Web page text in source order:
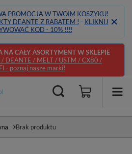
PROMOCJA W TWOIM KOSZYKU!
DEANTE Z RABATEM ! - KLIKNIJ
KOD - 10% !!!!
NA CAŁY ASORTYMENT W SKLEPIE
/ DEANTE / MELT / USTM / CX80 /
- poznaj nasze marki!
Brak produktu